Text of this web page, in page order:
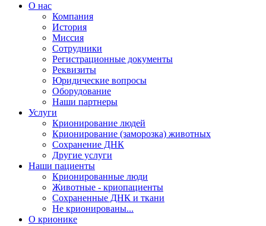
О нас
Компания
История
Миссия
Сотрудники
Регистрационные документы
Реквизиты
Юридические вопросы
Оборудование
Наши партнеры
Услуги
Крионирование людей
Крионирование (заморозка) животных
Сохранение ДНК
Другие услуги
Наши пациенты
Крионированные люди
Животные - криопациенты
Сохраненные ДНК и ткани
Не крионированы...
О крионике